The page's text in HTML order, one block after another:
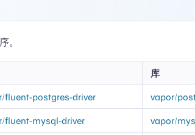
。
库
fluent-postgres-driver vapor/
fluent-mysql-driver vapor/